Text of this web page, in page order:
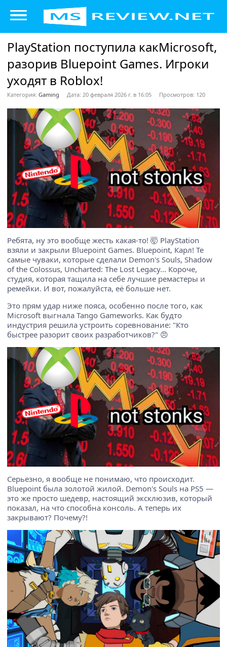
PlayStation поступила какMicrosoft,
разорив Bluepoint Games. Игроки
уходят в Roblox!
Категория: Gaming Дата: 20 февраля 2026 г. в 16:05 Просмотров: 120
Ребята, ну это вообще жесть какая-то! 🤯 PlayStation
взяли и закрыли Bluepoint Games. Bluepoint, Карл! Те
самые чуваки, которые сделали Demon's Souls, Shadow
of the Colossus, Uncharted: The Lost Legacy... Короче,
студия, которая тащила на себе лучшие ремастеры и
ремейки. И вот, пожалуйста, её больше нет.
Это прям удар ниже пояса, особенно после того, как
Microsoft выгнала Tango Gameworks. Как будто
индустрия решила устроить соревнование: "Кто
быстрее разорит своих разработчиков?" 😠
Серьезно, я вообще не понимаю, что происходит.
Bluepoint была золотой жилой. Demon's Souls на PS5 —
это же просто шедевр, настоящий эксклюзив, который
показал, на что способна консоль. А теперь их
закрывают? Почему?!